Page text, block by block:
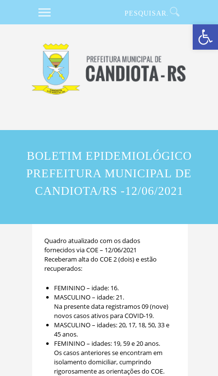
Barra de Ferramentas Aberta
BOLETIM EPIDEMIOLÓGICO
PREFEITURA MUNICIPAL DE
CANDIOTA/RS -12/06/2021
Quadro atualizado com os dados
fornecidos via COE – 12/06/2021
Receberam alta do COE 2 (dois) e estão
recuperados:
FEMININO – idade: 16.
MASCULINO – idade: 21.
Na presente data registramos 09 (nove)
novos casos ativos para COVID-19.
MASCULINO – idades: 20, 17, 18, 50, 33 e
45 anos.
FEMININO – idades: 19, 59 e 20 anos.
Os casos anteriores se encontram em
isolamento domiciliar, cumprindo
rigorosamente as orientações do COE.